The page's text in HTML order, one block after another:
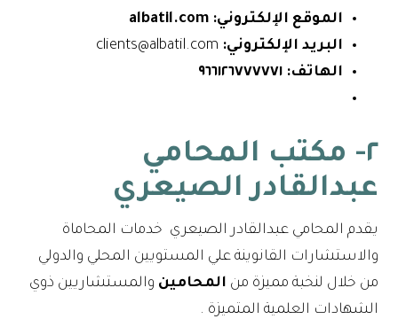
الموقع الإلكتروني: albatil.com
البريد الإلكتروني:
الهاتف: ٩٦٦١٢٦٧٧٧٧٧١
٢- مكتب المحامي
عبدالقادر الصيعري
يقدم المحامي عبدالقادر الصيعري خدمات المحاماة
والاستشارات القانوينة علي المستويين المحلي والدولي
من خلال لنخبة مميزة من المحامين والمستشاريين ذوي
الشهادات العلمية المتميزة .